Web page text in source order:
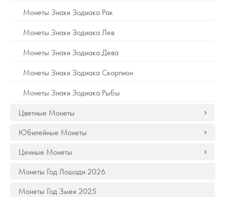
Наборы подарочных и коллекционных монет
Монеты и жетоны из недрагоценных металлов
Книги по нумизматике
Монеты Знаки Зодиака Рак
Монеты Знаки Зодиака Лев
Монеты Знаки Зодиака Дева
Монеты Знаки Зодиака Скорпион
Монеты Знаки Зодиака Рыбы
Цветные Монеты
Юбилейные Монеты
Ценные Монеты
Монеты Год Лошади 2026
Монеты Год Змеи 2025